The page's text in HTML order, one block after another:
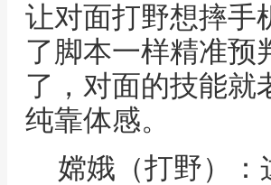
让对面打野想摔手
了脚本一样精准预
了，对面的技能就
纯靠体感。
嫦娥（打野）